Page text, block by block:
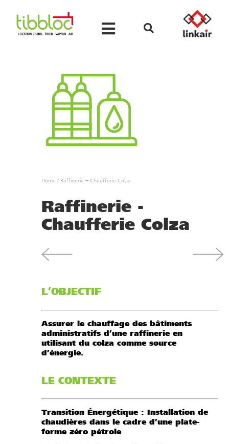
Home / Raffinerie – Chaufferie Colza
Raffinerie -
Chaufferie Colza
L’OBJECTIF
Assurer le chauffage des bâtiments
administratifs d’une raffinerie en
utilisant du colza comme source
d’énergie.
LE CONTEXTE
Transition Énergétique : Installation de
chaudières dans le cadre d’une plate-
forme zéro pétrole